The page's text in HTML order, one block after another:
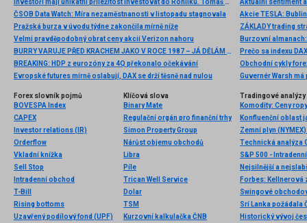
Investoři mají unikátní příležitost investovat do Rohlíku. Tomáš Čupr nabízí nové bondy i akcie
ČSOB Data Watch: Míra nezaměstnanosti v listopadu stagnovala
Pražská burza v úvodu týdne zakončila mírně níže
Velmi pravděpodobný obrat ceny akcií Verizon nahoru
BURRY VARUJE PŘED KRACHEM JAKO V ROCE 1987 – JÁ DĚLÁM TOHLE
BREAKING: HDP z eurozóny za 4Q překonalo očekávání
Evropské futures mírně oslabují, DAX se drží těsně nad nulou
Akcie TESLA:
ZÁKLADY trading
Burzovní
Prečo sa indexu
Obchodní cykly
Guvernér Warsh
Forex slovník pojmů
BOVESPA Index
CAPEX
Investor relations (IR)
Orderflow
Vkladní knížka
Sell Stop
Intradenní obchod
T-Bill
Rising bottoms
Uzavřený podílový fond (UPF)
Klíčová slova
Binary Mate
Regulační orgán pro finanční trhy
Simon Property Group
Nárůst objemu obchodů
Libra
Píle
Trican Well Service
Dolar
TSM
Kurzovní kalkulačka ČNB
Tradingové analýzy
Konfluenční oblast
Zemní plyn
Technická analýza
S&P 500 -
Nejsilnější a
Swingové
Srí Lanka požádala
Historický vývoj